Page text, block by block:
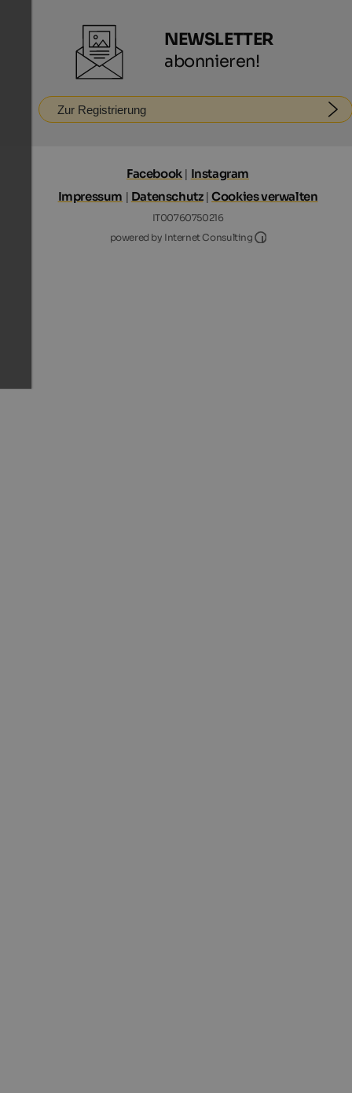
NEWSLETTER
abonnieren!
Zur Registrierung
Facebook | Instagram
Impressum | Datenschutz|Cookies verwalten
IT00760750216
powered by Internet Consulting
Internet